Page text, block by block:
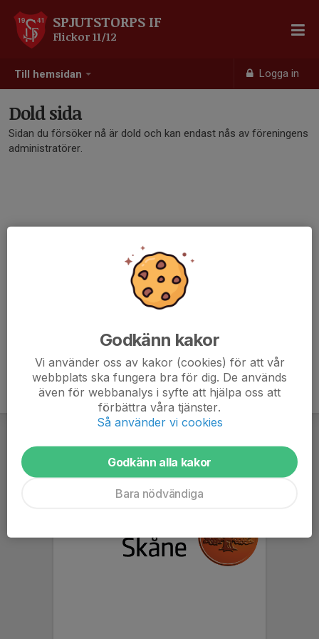
Till hemsidan Logga in
SPJUTSTORPS IF
Flickor 11/12
Dold sida
Sidan du försöker nå är dold och kan endast nås av föreningens
administratörer.
Godkänn kakor
Vi använder oss av kakor (cookies) för att vår
webbplats ska fungera bra för dig. De används
även för webbanalys i syfte att hjälpa oss att
förbättra våra tjänster.
Så använder vi cookies
Godkänn alla kakor
Bara nödvändiga